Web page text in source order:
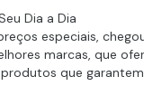
Dia a Dia
especiais,
marcas, que
que